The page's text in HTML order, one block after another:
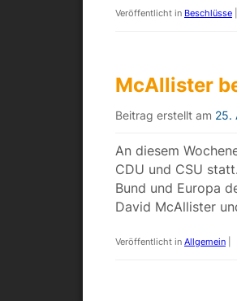
Veröffentlicht in Beschlüsse
McAllister
Beitrag erstellt am 25.
An diesem
CDU und CSU
Bund und Europa
David McAllister
Veröffentlicht in Allgemein